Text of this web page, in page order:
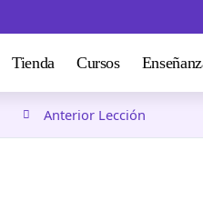
Tienda Cursos
Anterior Lección